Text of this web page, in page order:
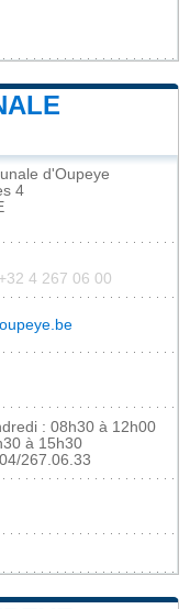
d'Oupeye
4
4 267 06 00
: 08h30 à 12h00
à 15h30
267.06.33